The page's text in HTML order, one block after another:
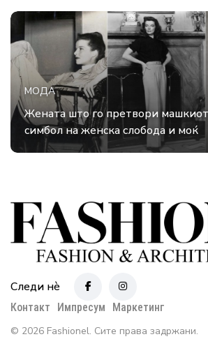
МОДА
Жената што го претвори
симбол на женска слобода и моќ
Следи нè
Контакт Импресум
Маркетинг
© 2026 Fashionel. Сите права задржани.